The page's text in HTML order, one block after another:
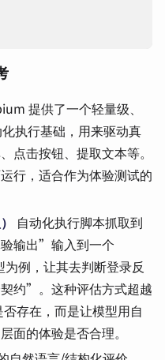
提供了一个轻量级、
执行基础，用来驱动真
点击按钮、提取文本等。
行，适合作为体验测试的
自动化执行脚本抓取到
输出”输入到一个
为例，让其去判断登录反
约”。这种评估方式超越
存在，而是让模型用自
面的体验是否合理。